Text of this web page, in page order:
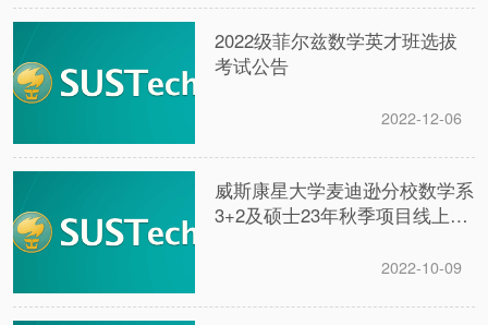
2022级菲尔兹数学英才班选拔
考试公告
2022-12-06
威斯康星大学麦迪逊分校数学系
3+2及硕士23年秋季项目线上宣
2022-10-09